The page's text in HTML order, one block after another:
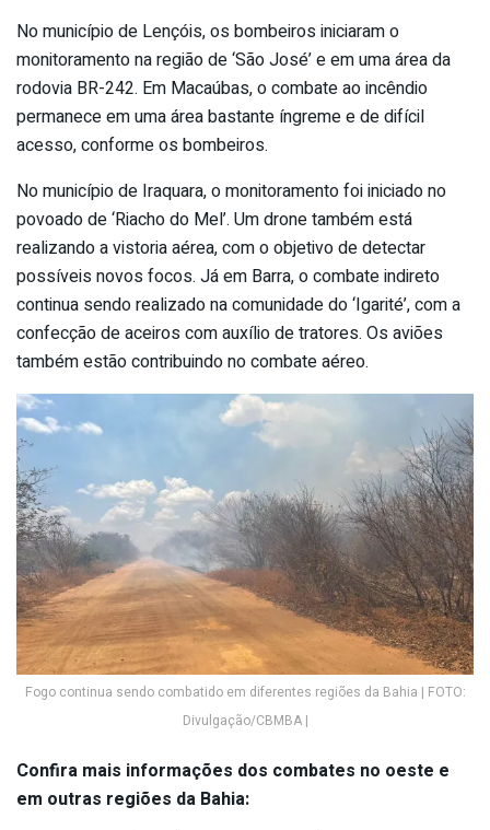
No município de Lençóis, os bombeiros iniciaram o
monitoramento na região de ‘São José’ e em uma área da
rodovia BR-242. Em Macaúbas, o combate ao incêndio
permanece em uma área bastante íngreme e de difícil
acesso, conforme os bombeiros.
No município de Iraquara, o monitoramento foi iniciado no
povoado de ‘Riacho do Mel’. Um drone também está
realizando a vistoria aérea, com o objetivo de detectar
possíveis novos focos. Já em Barra, o combate indireto
continua sendo realizado na comunidade do ‘Igarité’, com a
confecção de aceiros com auxílio de tratores. Os aviões
também estão contribuindo no combate aéreo.
Fogo continua sendo combatido em diferentes regiões da Bahia | FOTO:
Divulgação/CBMBA |
Confira mais informações dos combates no oeste e
em outras regiões da Bahia: